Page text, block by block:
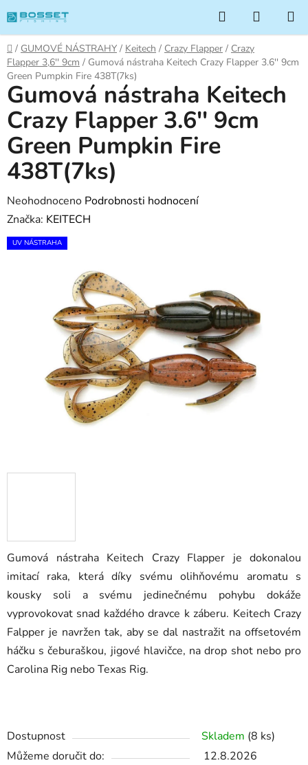
na
obsah
Hledat
KOŠÍK
Domů
/ GUMOVÉ NÁSTRAHY / Keitech / Crazy Flapper / Crazy
Flapper 3,6'' 9cm / Gumová nástraha Keitech Crazy Flapper 3.6'' 9cm
Green Pumpkin Fire 438T(7ks)
Gumová nástraha Keitech Crazy Flapper je dokonalou
imitací raka, která díky svému olihňovému aromatu s
kousky soli a svému jedinečnému pohybu dokáže
vyprovokovat snad každého dravce k záberu. Keitech Crazy
Falpper je navržen tak, aby se dal nastražit na offsetovém
háčku s čeburaškou, jigové hlavičce, na drop shot nebo pro
Carolina Rig nebo Texas Rig.
Dostupnost Skladem (8 ks)
Můžeme doručit do:
12.8.2026
Gumová nástraha Keitech
Crazy Flapper 3.6'' 9cm
Green Pumpkin Fire
438T(7ks)
Průměrné
hodnocení
produktu
hvězdiček.
Neohodnoceno Podrobnosti hodnocení
Značka: KEITECH
UV NÁSTRAHA